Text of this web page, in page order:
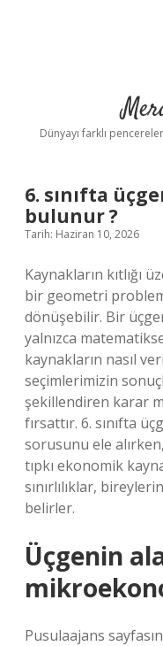
Dünyayı farklı
6. sınıfta
bulunur ?
Tarih: Haziran 10, 2026
Kaynakların kıtlığı
bir geometri
dönüşebilir. Bir
yalnızca
kaynakların nasıl
seçimlerimizin
şekillendiren karar
fırsattır. 6. sınıfta
sorusunu ele
tıpkı ekonomik
sınırlılıklar,
belirler.
Üçgenin
Pusulaajans